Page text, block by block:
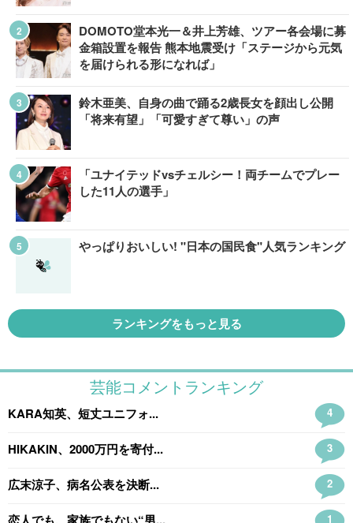
DOMOTO堂本光一＆井上芳雄、ツアー各会場に募
金箱設置を報告 熊本地震受け「ステージから元気
を届けられる形になれば」
鈴木亜美、自身の曲で踊る2歳長女を顔出し公開
「将来有望」「可愛すぎて尊い」の声
「ユナイテッドvsチェルシー！両チームでプレー
した11人の選手」
やっぱりおいしい! "日本の国民食"人気ランキング
ランキングをもっと見る